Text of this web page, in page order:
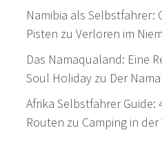
Namibia als Selbstfahrer:
Pisten zuVerloren im
Das Namaqualand: Eine
Soul Holiday zu Der
Afrika Selbstfahrer Guide:
Routen zu Camping in der